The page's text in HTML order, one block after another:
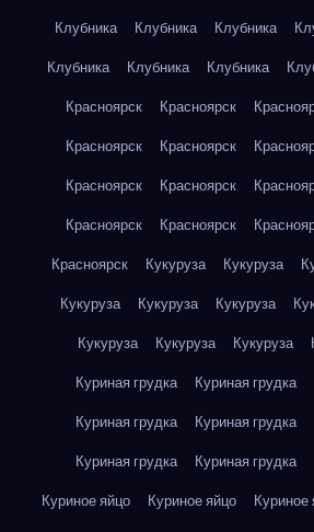
Клубника
Клубника Клубника
Клубника
Клубника Клубника
Красноярск
Красноярск
Красноярск
Красноярск
Красноярск
Красноярск
Красноярск
Красноярск
Красноярск
Кукуруза Кукуруза
Кукуруза
Кукуруза Кукуруза
Кукуруза
Кукуруза Кукуруза
Куриная грудка
Куриная грудка
Куриная грудка
Куриная грудка
Куриная грудка
Куриная грудка
Куриное яйцо
Куриное яйцо Куриное